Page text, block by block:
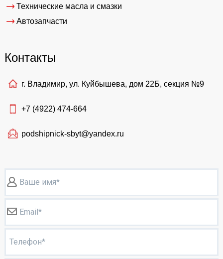
Технические масла и смазки
Автозапчасти
Контакты
г. Владимир, ул. Куйбышева, дом 22Б, секция №9
+7 (4922) 474-664
podshipnick-sbyt@yandex.ru
Ваше имя*
Email*
Телефон*